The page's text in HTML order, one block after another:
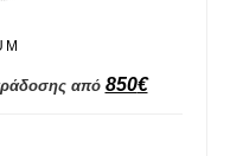
από 850€